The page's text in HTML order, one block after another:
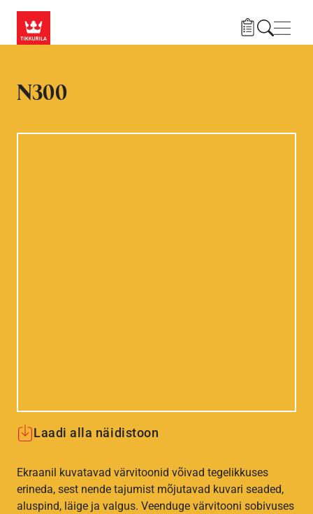
N300
Laadi alla näidistoon
Ekraanil kuvatavad värvitoonid võivad tegelikkuses
erineda, sest nende tajumist mõjutavad kuvari seaded,
aluspind, läige ja valgus. Veenduge värvitooni sobivuses